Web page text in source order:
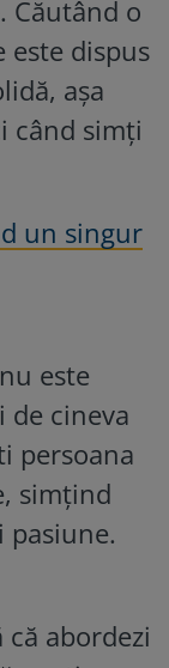
Căutând o
este dispus
așa
când simți
un singur
este
de cineva
persoana
simțind
abordezi